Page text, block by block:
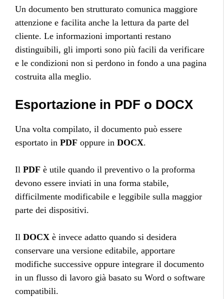
Un documento ben strutturato comunica maggiore
attenzione e facilita anche la lettura da parte del
cliente. Le informazioni importanti restano
distinguibili, gli importi sono più facili da verificare
e le condizioni non si perdono in fondo a una pagina
costruita alla meglio.
Esportazione in PDF o DOCX
Una volta compilato, il documento può essere
esportato in PDF oppure in DOCX.
Il PDF è utile quando il preventivo o la proforma
devono essere inviati in una forma stabile,
difficilmente modificabile e leggibile sulla maggior
parte dei dispositivi.
Il DOCX è invece adatto quando si desidera
conservare una versione editabile, apportare
modifiche successive oppure integrare il documento
in un flusso di lavoro già basato su Word o software
compatibili.